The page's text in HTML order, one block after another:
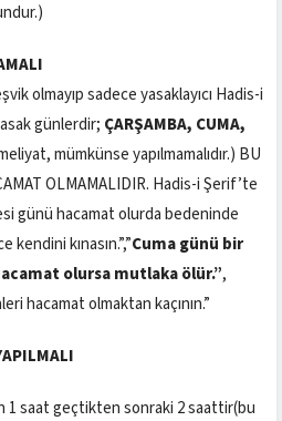
olmayıp sadece yasaklayıcı Hadis-i
günlerdir; ÇARŞAMBA, CUMA,
mümkünse yapılmamalıdır.) BU
OLMAMALIDIR. Hadis-i Şerif’te
günü hacamat olurda bedeninde
kendini kınasın.”,”Cuma günü bir
olursa mutlaka ölür.”,
hacamat olmaktan kaçının.”
1 saat geçtikten sonraki 2 saattir(bu